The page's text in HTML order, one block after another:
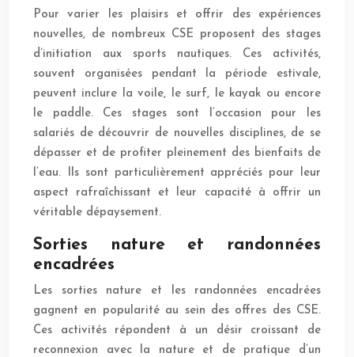
Pour varier les plaisirs et offrir des expériences
nouvelles, de nombreux CSE proposent des stages
d’initiation aux sports nautiques. Ces activités,
souvent organisées pendant la période estivale,
peuvent inclure la voile, le surf, le kayak ou encore
le paddle. Ces stages sont l’occasion pour les
salariés de découvrir de nouvelles disciplines, de se
dépasser et de profiter pleinement des bienfaits de
l’eau. Ils sont particulièrement appréciés pour leur
aspect rafraîchissant et leur capacité à offrir un
véritable dépaysement.
Sorties nature et randonnées
encadrées
Les sorties nature et les randonnées encadrées
gagnent en popularité au sein des offres des CSE.
Ces activités répondent à un désir croissant de
reconnexion avec la nature et de pratique d’un